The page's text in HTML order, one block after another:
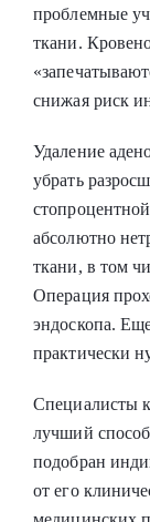
проблемные
ткани.
снижая риск
Удаление
убрать
абсолютно
ткани, в том
Операция
эндоскопа.
практически
Специалисты
лучший
подобран
от его